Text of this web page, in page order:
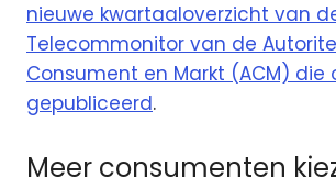
nieuwe kwartaaloverzicht van
Telecommonitor van de
Consument en Markt (ACM) die
gepubliceerd.
Meer consumenten